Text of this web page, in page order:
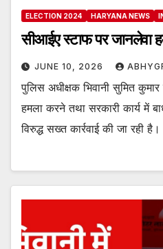
ELECTION 2024 HARYANA NEWS
सीआईए स्टाफ पर जानलेवा
JUNE 10, 2026
पुलिस अधीक्षक भिवानी सुमित
हमला करने तथा सरकारी कार्य में
विरुद्ध सख्त कार्रवाई की जा रही